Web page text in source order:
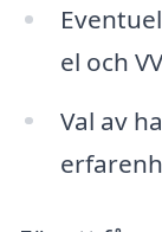
el och
Val av